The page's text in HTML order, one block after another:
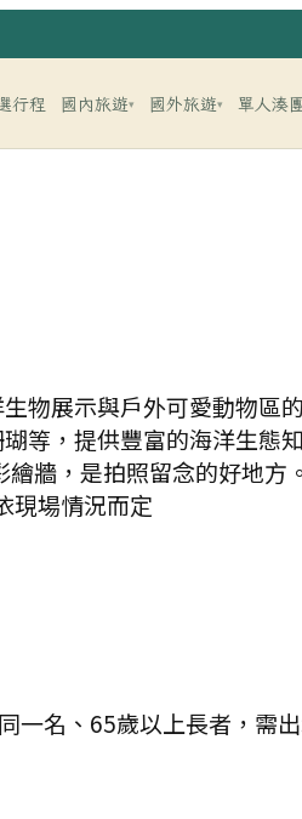
行程 國內旅遊▾ 國外旅遊▾ 單人湊
物展示與戶外可愛動物
等，提供豐富的海洋生
牆，是拍照留念的好地
現場情況而定
一名、65歲以上長者，需